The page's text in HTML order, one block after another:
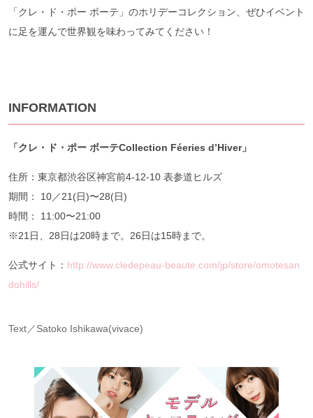
「クレ・ド・ポー ボーテ」のホリデーコレクション、ぜひイベント
に足を運んで世界観を味わってみてください！
INFORMATION
「クレ・ド・ポー ボーテCollection Féeries d’Hiver」
住所：東京都渋谷区神宮前4-12-10 表参道ヒルズ
期間： 10／21(日)〜28(日)
時間： 11:00〜21:00
※21日、28日は20時まで。26日は15時まで。
公式サイト： http://www.cledepeau-beaute.com/jp/store/omotesan
dohills/
Text／Satoko Ishikawa(vivace)